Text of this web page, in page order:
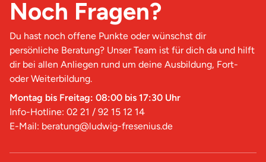
Noch Fragen?
Du hast noch offene Punkte oder wünschst dir
persönliche Beratung? Unser Team ist für dich da und hilft
dir bei allen Anliegen rund um deine Ausbildung, Fort-
oder Weiterbildung.
Montag bis Freitag: 08:00 bis 17:30 Uhr
Info-Hotline: 02 21 / 92 15 12 14
E-Mail: beratung@ludwig-fresenius.de